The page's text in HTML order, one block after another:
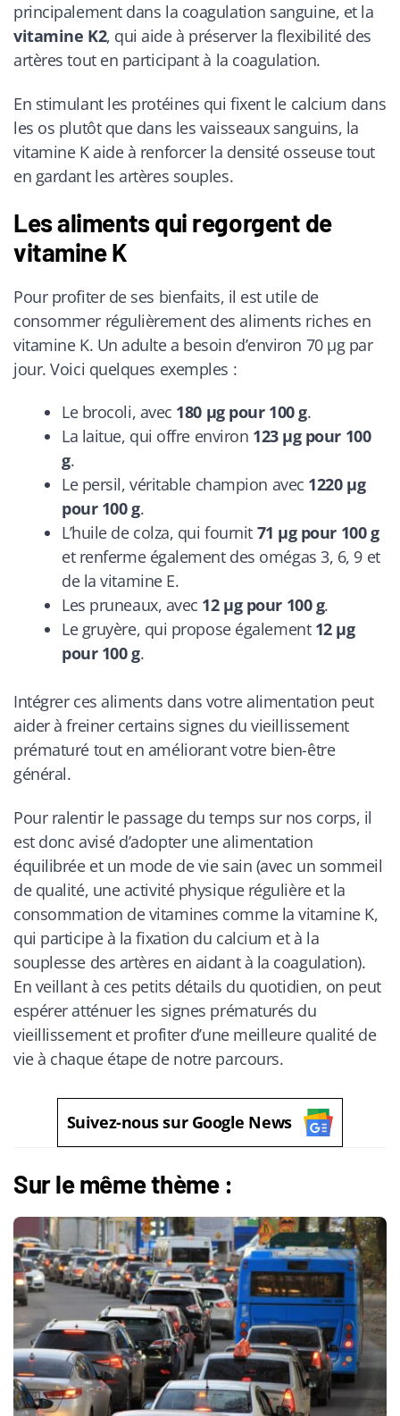
principalement dans la coagulation sanguine, et la
vitamine K2, qui aide à préserver la flexibilité des
artères tout en participant à la coagulation.
En stimulant les protéines qui fixent le calcium dans
les os plutôt que dans les vaisseaux sanguins, la
vitamine K aide à renforcer la densité osseuse tout
en gardant les artères souples.
Les aliments qui regorgent de
vitamine K
Pour profiter de ses bienfaits, il est utile de
consommer régulièrement des aliments riches en
vitamine K. Un adulte a besoin d’environ 70 µg par
jour. Voici quelques exemples :
Le brocoli, avec 180 µg pour 100 g.
La laitue, qui offre environ 123 µg pour 100
g.
Le persil, véritable champion avec 1220 µg
pour 100 g.
L’huile de colza, qui fournit 71 µg pour 100 g
et renferme également des omégas 3, 6, 9 et
de la vitamine E.
Les pruneaux, avec 12 µg pour 100 g.
Le gruyère, qui propose également 12 µg
pour 100 g.
Intégrer ces aliments dans votre alimentation peut
aider à freiner certains signes du vieillissement
prématuré tout en améliorant votre bien-être
général.
Pour ralentir le passage du temps sur nos corps, il
est donc avisé d’adopter une alimentation
équilibrée et un mode de vie sain (avec un sommeil
de qualité, une activité physique régulière et la
consommation de vitamines comme la vitamine K,
qui participe à la fixation du calcium et à la
souplesse des artères en aidant à la coagulation).
En veillant à ces petits détails du quotidien, on peut
espérer atténuer les signes prématurés du
vieillissement et profiter d’une meilleure qualité de
vie à chaque étape de notre parcours.
Suivez-nous sur Google News
Sur le même thème :